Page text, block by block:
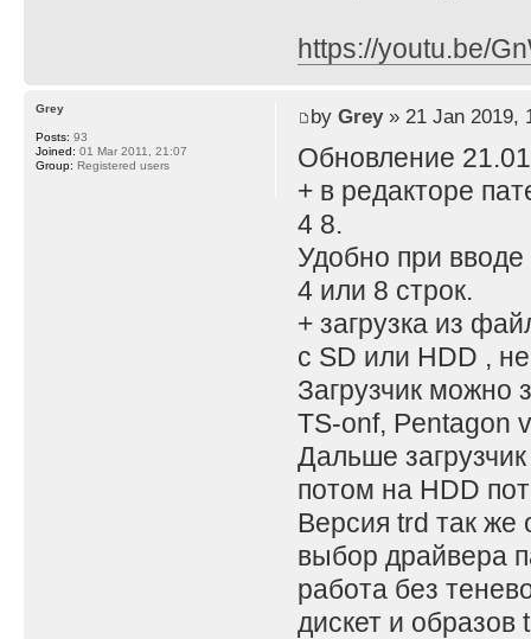
https://youtu.be/
by Grey» 21 Jan 2019,
Обновление
+ в редакторе
4 8.
Удобно при
4 или 8 строк.
+ загрузка из
с SD или HDD ,
Загрузчик можно
TS-onf, Pentagon
Дальше
потом на HDD
Версия trd так же
выбор драйвера
работа без
дискет и
Grey
Posts: 93
Joined: 01 Mar 2011, 21:07
Group: Registered users